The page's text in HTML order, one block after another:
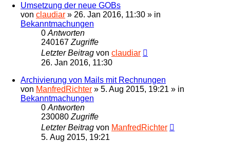
Umsetzung der neue GOBs
von claudiar » 26. Jan 2016, 11:30 » in
Bekanntmachungen
0 Antworten
240167 Zugriffe
Letzter Beitrag von claudiar
26. Jan 2016, 11:30
Archivierung von Mails mit Rechnungen
von ManfredRichter » 5. Aug 2015, 19:21 » in
Bekanntmachungen
0 Antworten
230080 Zugriffe
Letzter Beitrag von ManfredRichter
5. Aug 2015, 19:21